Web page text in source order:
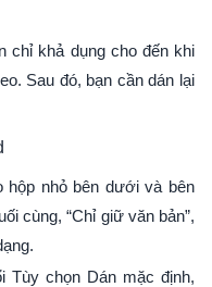
chỉ khả dụng cho đến khi
Sau đó, bạn cần dán lại
hộp nhỏ bên dưới và bên
cùng, “Chỉ giữ văn bản”,
Tùy chọn Dán mặc định,